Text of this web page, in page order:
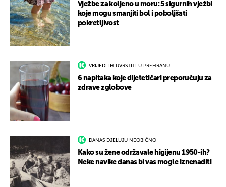
Vježbe za koljeno u moru: 5 sigurnih vježbi
koje mogu smanjiti bol i poboljšati
pokretljivost
VRIJEDI IH UVRSTITI U PREHRANU
6 napitaka koje dijetetičari preporučuju za
zdrave zglobove
DANAS DJELUJU NEOBIČNO
Kako su žene održavale higijenu 1950-ih?
Neke navike danas bi vas mogle iznenaditi